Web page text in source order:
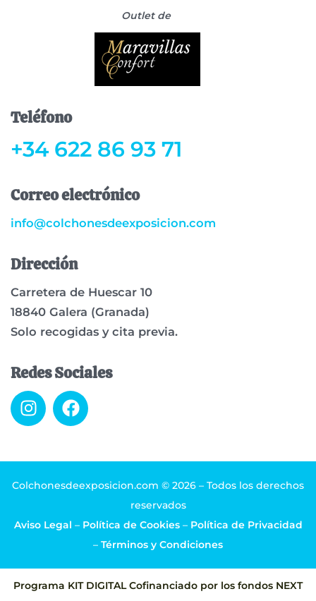
Outlet de
Teléfono
+34 622 86 93 71
Correo electrónico
info@colchonesdeexposicion.com
Dirección
Carretera de Huescar 10
18840 Galera (Granada)
Solo recogidas y cita previa.
Redes Sociales
I
n
g
a
F
a
o
k
Colchonesdeexposicion.com © 2026 – Todos los derechos
reservados
Aviso Legal – Política de Cookies– Política de Privacidad
– Términos y Condiciones
Programa KIT DIGITAL Cofinanciado por los fondos NEXT